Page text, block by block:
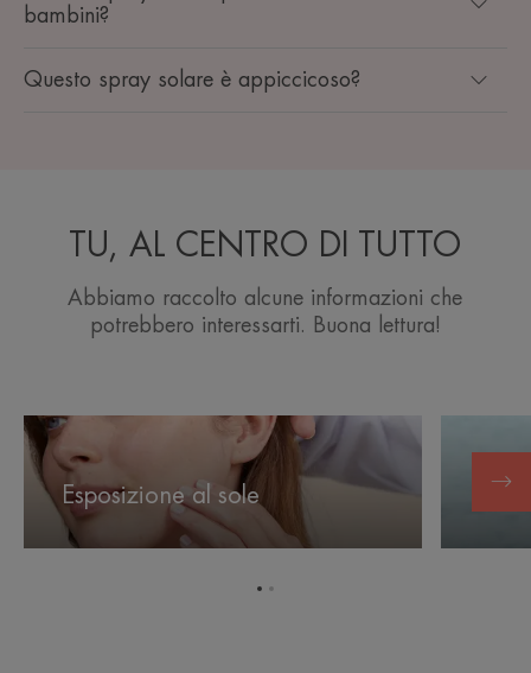
bambini?
Questo spray solare è appiccicoso?
TU, AL CENTRO DI TUTTO
Abbiamo raccolto alcune informazioni che
potrebbero interessarti. Buona lettura!
Esposizione
al
sole
Esposizione al sole
dopo